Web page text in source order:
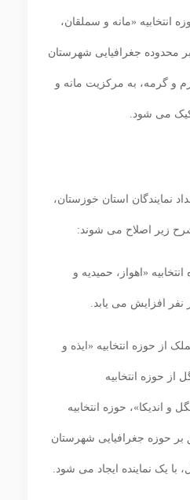
انتخابیه «مانه و سملقان،
محدوده جغرافیایی شهرستان‏
و گرمه، به مرکزیت مانه و
می‏ شود.
نمایندگان استان خوزستان،
شرح زیر اصلاح می‏ شوند:
«اهواز، حمیدیه و
نفر افزایش می‏ یابد.
از حوزه انتخابیه «ایذه و
از حوزه انتخابیه
و اندیکا»، حوزه انتخابیه
بر حوزه جغرافیایی شهرستان
با یک نماینده ایجاد می‏ شود.